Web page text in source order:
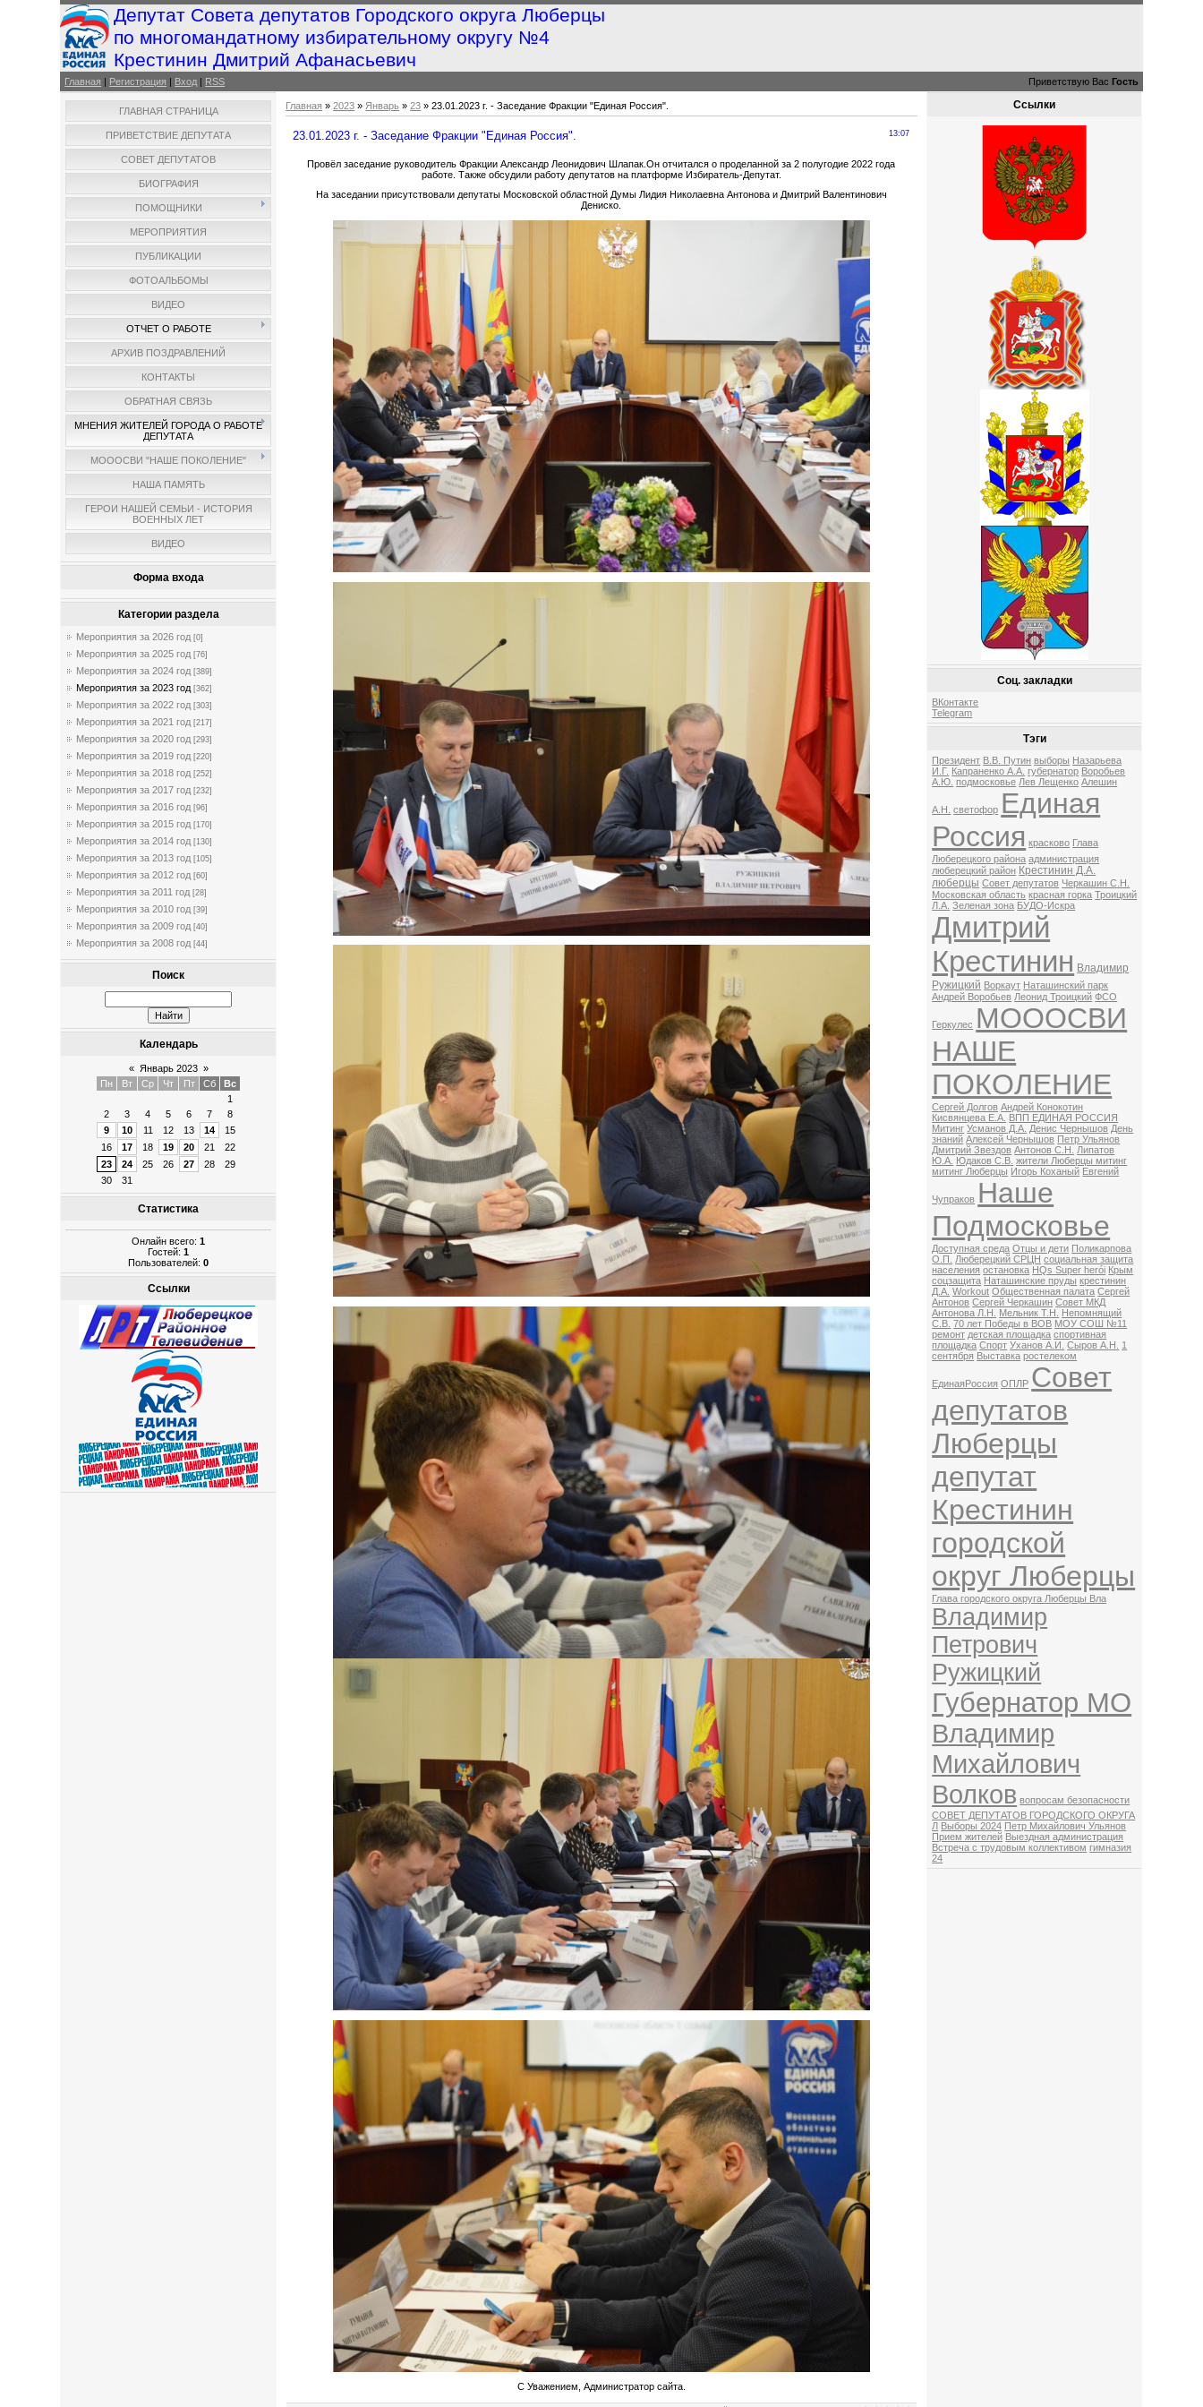
Депутат Совета депутатов Городского округа Люберцы
по многомандатному избирательному округу №4
Крестинин Дмитрий Афанасьевич
Главная | Регистрация | Вход | RSS Приветствую Вас Гость
ГЛАВНАЯ СТРАНИЦА
ПРИВЕТСТВИЕ ДЕПУТАТА
СОВЕТ ДЕПУТАТОВ
БИОГРАФИЯ
ПОМОЩНИКИ
МЕРОПРИЯТИЯ
ПУБЛИКАЦИИ
ФОТОАЛЬБОМЫ
ВИДЕО
ОТЧЕТ О РАБОТЕ
АРХИВ ПОЗДРАВЛЕНИЙ
КОНТАКТЫ
ОБРАТНАЯ СВЯЗЬ
МНЕНИЯ ЖИТЕЛЕЙ ГОРОДА О РАБОТЕ
ДЕПУТАТА
МОООСВИ "НАШЕ ПОКОЛЕНИЕ"
НАША ПАМЯТЬ
ГЕРОИ НАШЕЙ СЕМЬИ - ИСТОРИЯ
ВОЕННЫХ ЛЕТ
ВИДЕО
Форма входа
Категории раздела
Мероприятия за 2026 год [0]
Мероприятия за 2025 год [76]
Мероприятия за 2024 год [389]
Мероприятия за 2023 год [362]
Мероприятия за 2022 год [303]
Мероприятия за 2021 год [217]
Мероприятия за 2020 год [293]
Мероприятия за 2019 год [220]
Мероприятия за 2018 год [252]
Мероприятия за 2017 год [232]
Мероприятия за 2016 год [96]
Мероприятия за 2015 год [170]
Мероприятия за 2014 год [130]
Мероприятия за 2013 год [105]
Мероприятия за 2012 год [60]
Мероприятия за 2011 год [28]
Мероприятия за 2010 год [39]
Мероприятия за 2009 год [40]
Мероприятия за 2008 год [44]
Поиск
Календарь
« Январь 2023 »
Пн
Вт Ср Чт Пт Сб
Вс
1
2
3 4 5 6 7
8
9
10 11 12 13 14
15
16
17 18 19 20 21
22
23
24 25 26 27 28
29
30
31
Статистика
Онлайн всего:1
Гостей:1
Пользователей:0
Ссылки
Главная »2023 » Январь » 23 » 23.01.2023 г. - Заседание Фракции "Единая Россия".
13:07
23.01.2023 г. - Заседание Фракции "Единая Россия".
Провёл заседание руководитель Фракции Александр Леонидович Шлапак.Он отчитался о проделанной за 2 полугодие 2022 года
работе. Также обсудили работу депутатов на платформе Избиратель-Депутат.
На заседании присутствовали депутаты Московской областной Думы Лидия Николаевна Антонова и Дмитрий Валентинович
Дениско.
С Уважением, Администратор сайта.
Ссылки
Соц. закладки
ВКонтакте
Telegram
Тэги
Президент В.В. Путин выборы Назарьева
И.Г. Капраненко А.А. губернатор Воробьев
А.Ю. подмосковье Лев Лещенко Алешин
А.Н. светофор Единая
Россия красково Глава
Люберецкого района администрация
люберецкий район Крестинин Д.А.
люберцы Совет депутатов Черкашин С.Н.
Московская область красная горка Троицкий
Л.А. Зеленая зона БУДО-Искра
Дмитрий
Крестинин Владимир
Ружицкий Воркаут Наташинский парк
Андрей Воробьев Леонид Троицкий ФСО
Геркулес МОООСВИ
НАШЕ
ПОКОЛЕНИЕ
Сергей Долгов Андрей Конокотин
Кисвянцева Е.А. ВПП ЕДИНАЯ РОССИЯ
Митинг Усманов Д.А. Денис Чернышов День
знаний Алексей Чернышов Петр Ульянов
Дмитрий Звездов Антонов С.Н.
Липатов
Ю.А. Юдаков С.В. жители Люберцы митинг
митинг Люберцы Игорь Коханый Евгений
Чупраков Наше
Подмосковье
Доступная среда Отцы и дети Поликарпова
О.П.
Люберецкий СРЦН социальная защита
населения остановка HQs Super herói Крым
соцзащита Наташинские пруды крестинин
Д.А. Workout Общественная палата Сергей
Антонов Сергей Черкашин Совет МКД
Антонова Л.Н.
Мельник Т.Н.
Непомнящий
С.В. 70 лет Победы в ВОВ МОУ СОШ №11
ремонт детская площадка спортивная
площадка Спорт Уханов А.И. Сыров А.Н.
1
сентября Выставка ростелеком
ЕдинаяРоссия ОПЛР Совет
депутатов
Люберцы
депутат
Крестинин
городской
округ Люберцы
Глава городского округа Люберцы Вла
Владимир
Петрович
Ружицкий
Губернатор МО
Владимир
Михайлович
Волков вопросам безопасности
СОВЕТ ДЕПУТАТОВ ГОРОДСКОГО ОКРУГА
Л Выборы 2024 Петр Михайлович Ульянов
Прием жителей Выездная администрация
Встреча с трудовым коллективом гимназия
24